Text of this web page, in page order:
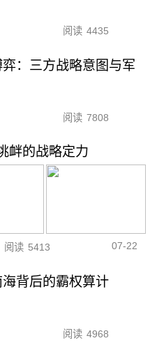
阅读 4435
：三方战略意图与军
阅读 7808
衅的战略定力
阅读 5413 07-22
背后的霸权算计
阅读 4968